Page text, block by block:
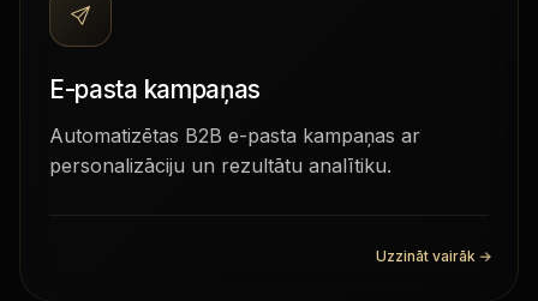
E-pasta kampaņas
Automatizētas B2B e-pasta kampaņas ar
personalizāciju un rezultātu analītiku.
Uzzināt vairāk →